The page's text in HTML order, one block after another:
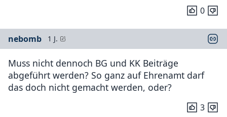
0
nebomb 1 J.
Muss nicht dennoch BG und KK Beiträge
abgeführt werden? So ganz auf Ehrenamt darf
das doch nicht gemacht werden, oder?
3